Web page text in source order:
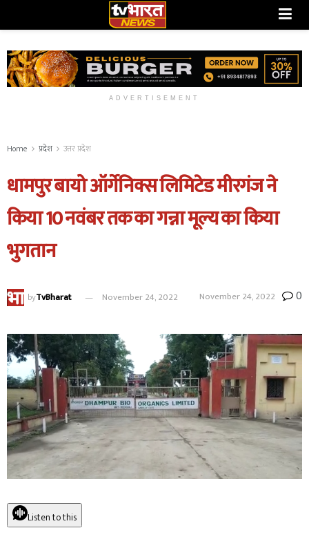
ADVERTISEMENT
Home प्रदेश उत्तर प्रदेश
धामपुर बायो ऑर्गेनिक्स लिमिटेड मीरगंज ने
किया 10 नवंबर तक का गन्ना मूल्य का किया
भुगतान
byTvBharat November 24, 2022 November 24, 2022 0
Listen to this